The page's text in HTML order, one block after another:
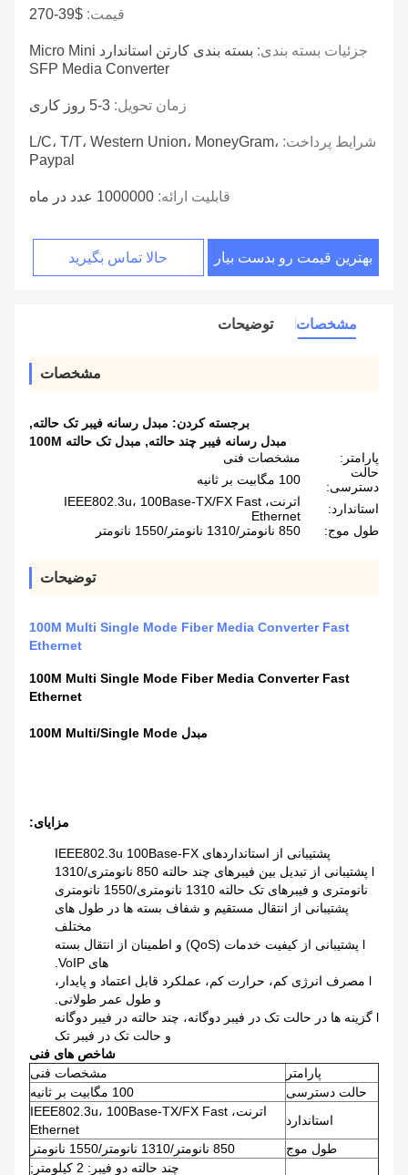
قیمت: $39-270
جزئیات بسته بندی:
بسته بندی کارتن استاندارد Micro Mini
SFP Media Converter
زمان تحویل: 3-5 روز کاری
شرایط پرداخت: L/C، T/T، Western Union، MoneyGram،
Paypal
قابلیت ارائه: 1000000 عدد در ماه
بهترین قیمت رو بدست بیار حالا تماس بگیرید
مشخصات توضیحات
مشخصات
برجسته کردن: مبدل رسانه فیبر تک حالته,
مبدل رسانه فیبر چند حالته, مبدل تک حالته 100M
پارامتر:
مشخصات فنی
حالت
دسترسی:
100 مگابیت بر ثانیه
استاندارد:
اترنت، IEEE802.3u، 100Base-TX/FX Fast
Ethernet
طول موج:
850 نانومتر/1310 نانومتر/1550 نانومتر
توضیحات
100M Multi Single Mode Fiber Media Converter Fast
Ethernet
100M Multi Single Mode Fiber Media Converter Fast
Ethernet
مبدل 100M Multi/Single Mode
مزایای:
پشتیبانی از استانداردهای IEEE802.3u 100Base-FX
l پشتیبانی از تبدیل بین فیبرهای چند حالته 850 نانومتری/1310
نانومتری و فیبرهای تک حالته 1310 نانومتری/1550 نانومتری
پشتیبانی از انتقال مستقیم و شفاف بسته ها در طول های
مختلف
l پشتیبانی از کیفیت خدمات (QoS) و اطمینان از انتقال بسته
های VoIP.
l مصرف انرژی کم، حرارت کم، عملکرد قابل اعتماد و پایدار،
و طول عمر طولانی.
l گزینه ها در حالت تک در فیبر دوگانه، چند حالته در فیبر دوگانه
و حالت تک در فیبر تک
شاخص های فنی
پارامتر
مشخصات فنی
حالت دسترسی
100 مگابیت بر ثانیه
استاندارد
اترنت، IEEE802.3u، 100Base-TX/FX Fast
Ethernet
طول موج
850 نانومتر/1310 نانومتر/1550 نانومتر
چند حالته دو فیبر: 2 کیلومتر;